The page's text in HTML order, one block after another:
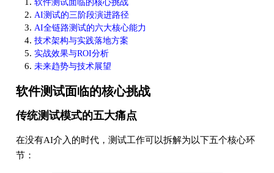
软件测试面临的核心挑战
AI测试的三阶段演进路径
AI全链路测试的六大核心能力
技术架构与实践落地方案
实战效果与ROI分析
未来趋势与技术展望
软件测试面临的核心挑战
传统测试模式的五大痛点
在没有AI介入的时代，测试工作可以拆解为以下五个核心环
节：